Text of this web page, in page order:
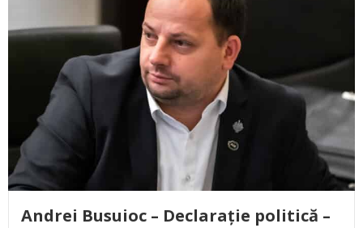
Andrei Busuioc – Declarație politică –